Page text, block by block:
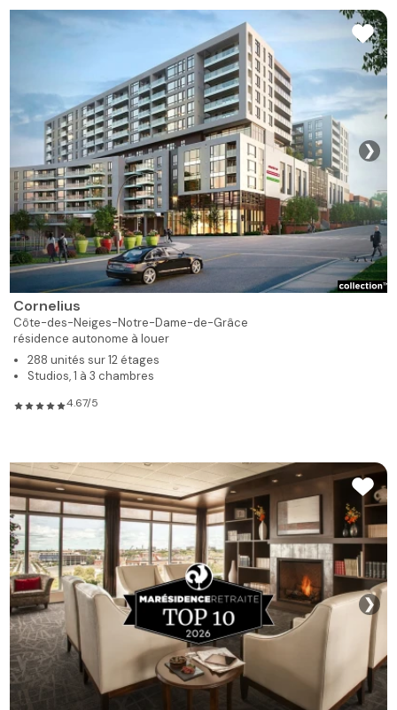
❯
Cornelius
Côte-des-Neiges-Notre-Dame-de-Grâce
résidence autonome à louer
288 unités sur 12 étages
Studios, 1 à 3 chambres
4.67/5
❯